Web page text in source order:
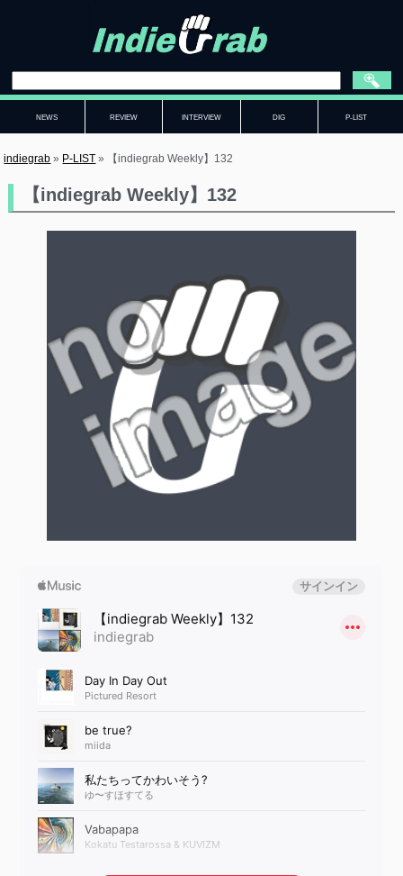
NEWS REVIEW INTERVIEW DIG P-LIST
indiegrab » P-LIST » 【indiegrab Weekly】132
【indiegrab Weekly】132